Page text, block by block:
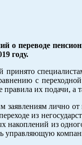
о переводе
году.
принято
с
правила их подачи, а
заявлениям лично
из
накоплений из
управляющую